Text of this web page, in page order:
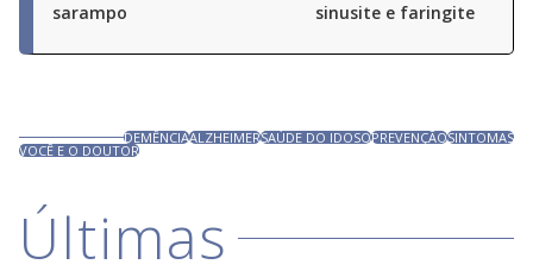
sarampo
sinusite e faringite
DEMÊNCIAALZHEIMERSAÚDE DO IDOSOPREVENÇÃOSINTOMAS
VOCÊ E O DOUTOR
Últimas